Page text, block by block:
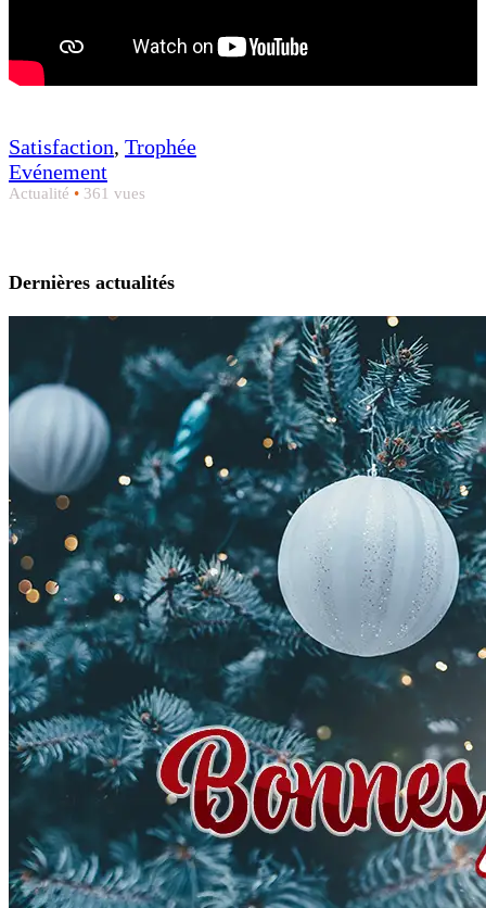
Satisfaction, Trophée
Evénement
Actualité • 361 vues
Dernières actualités